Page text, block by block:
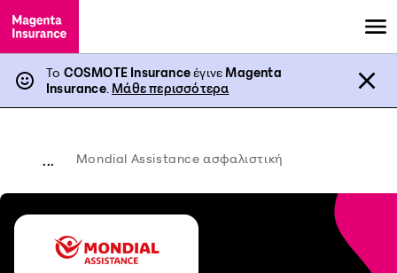
Το COSMOTE InsuranceέγινεMagenta
Insurance. Μάθε περισσότερα
... Mondial Assistance ασφαλιστική